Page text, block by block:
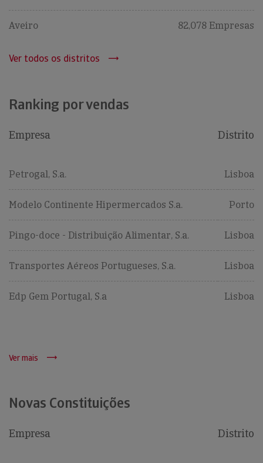
Aveiro 82,078 Empresas
Ver todos os distritos
Ranking por vendas
Empresa Distrito
Petrogal, S.a. Lisboa
Modelo Continente Hipermercados S.a. Porto
Pingo-doce - Distribuição Alimentar, S.a. Lisboa
Transportes Aéreos Portugueses, S.a. Lisboa
Edp Gem Portugal, S.a Lisboa
Ver mais
Novas Constituições
Empresa Distrito